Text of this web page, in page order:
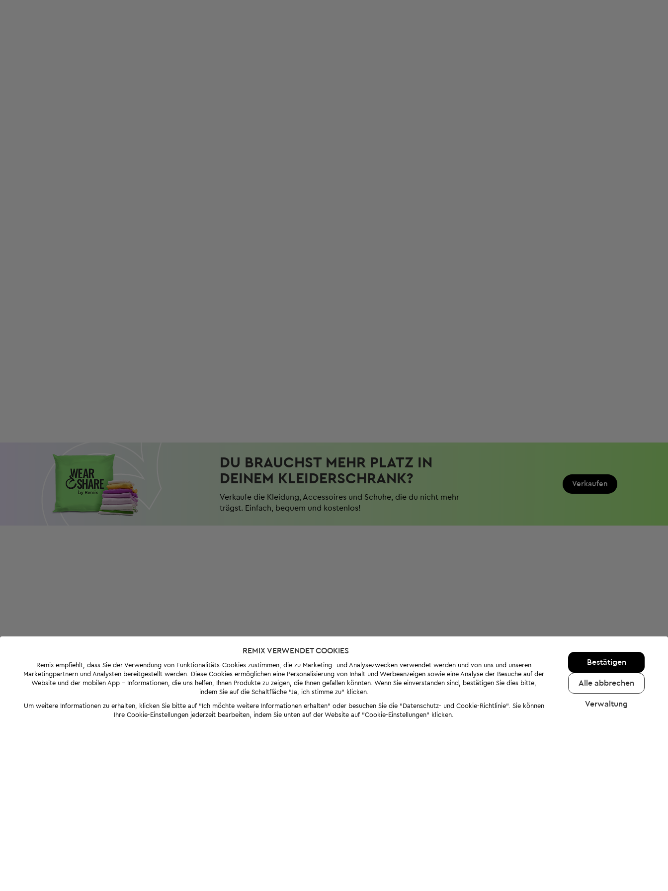
DU BRAUCHST MEHR PLATZ IN
DEINEM KLEIDERSCHRANK?
Verkaufe die Kleidung, Accessoires und Schuhe, die du nicht mehr
trägst. Einfach, bequem und kostenlos!
Verkaufen
REMIX VERWENDET COOKIES
Remix empfiehlt, dass Sie der Verwendung von Funktionalitäts-Cookies zustimmen, die zu Marketing- und Analysezwecken verwendet werden und von uns und unseren
Marketingpartnern und Analysten bereitgestellt werden. Diese Cookies ermöglichen eine Personalisierung von Inhalt und Werbeanzeigen sowie eine Analyse der Besuche auf der
Website und der mobilen App - Informationen, die uns helfen, Ihnen Produkte zu zeigen, die Ihnen gefallen könnten. Wenn Sie einverstanden sind, bestätigen Sie dies bitte,
indem Sie auf die Schaltfläche "Ja, ich stimme zu" klicken.
Um weitere Informationen zu erhalten, klicken Sie bitte auf "Ich möchte weitere Informationen erhalten" oder besuchen Sie die "Datenschutz- und Cookie-Richtlinie". Sie können
Ihre Cookie-Einstellungen jederzeit bearbeiten, indem Sie unten auf der Website auf "Cookie-Einstellungen" klicken.
Bestätigen
Alle abbrechen
Verwaltung